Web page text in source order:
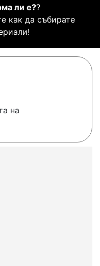
ли е??
как да събирате
на